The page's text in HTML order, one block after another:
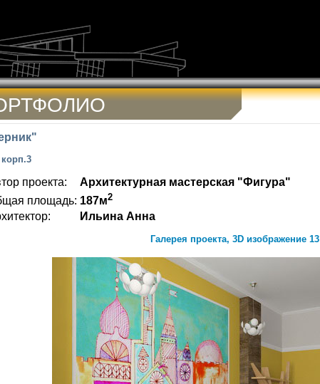
проекта:
Архитектурная мастерская "Фигура"
площадь: 187м2
Ильина Анна
Галерея проекта, 3D изображение 13